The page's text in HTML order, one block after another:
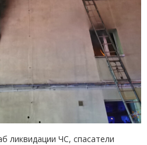
ЧС, спасатели